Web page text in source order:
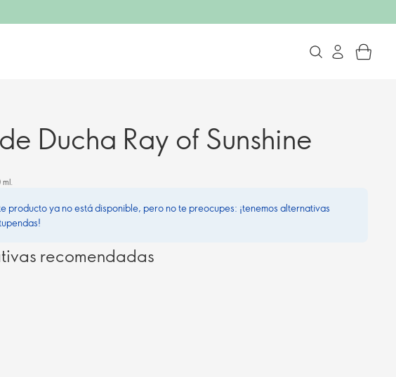
Ducha Ray of Sunshine
producto ya no está disponible, pero no te preocupes: ¡tenemos alternativas
recomendadas